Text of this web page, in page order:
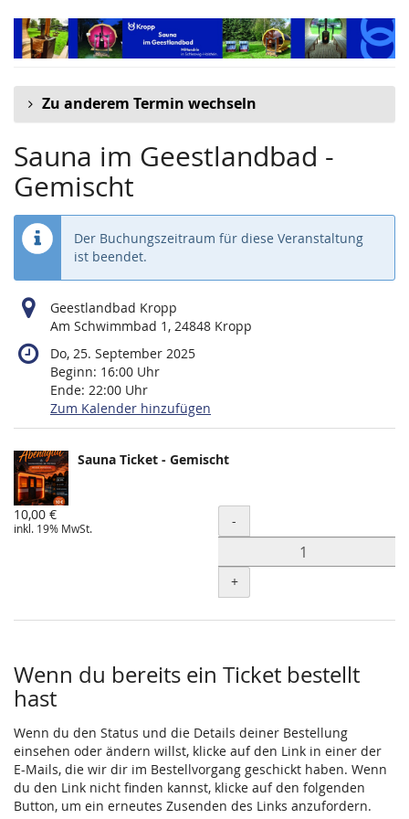
Zum
Haupt-
Inhalt
Zu anderem Termin wechseln
Sauna im Geestlandbad -
Gemischt
Der Buchungszeitraum für diese Veranstaltung
ist beendet.
Geestlandbad Kropp
Am Schwimmbad 1, 24848 Kropp
Do, 25. September 2025
Beginn: 16:00 Uhr
Ende: 22:00 Uhr
Zum Kalender hinzufügen
Produkte
Unkategorisierte
Produkte
Sauna Ticket - Gemischt
10,00 €
inkl. 19% MwSt. Menge
-
+
Wenn du bereits ein Ticket bestellt
hast
Wenn du den Status und die Details deiner Bestellung
einsehen oder ändern willst, klicke auf den Link in einer der
E-Mails, die wir dir im Bestellvorgang geschickt haben. Wenn
du den Link nicht finden kannst, klicke auf den folgenden
Button, um ein erneutes Zusenden des Links anzufordern.